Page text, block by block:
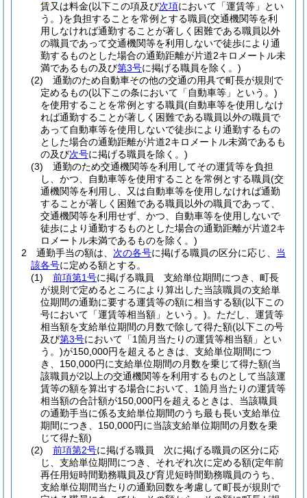
賃又は料金(以下この項及び次項において「運賃等」とい
う。)を負担することを常例とする職員(交通機関等を利
用しなければ通勤することが著しく困難である職員以外
の職員であって交通機関等を利用しないで徒歩により通
勤するものとした場合の通勤距離が片道2キロメートル未
満であるもの及び第3号に掲げる職員を除く。)
(2)
通勤のため自動車その他の交通の用具で町長が規則で
定めるもの(以下この条において「自動車等」という。)
を使用することを常例とする職員(自動車等を使用しなけ
れば通勤することが著しく困難である職員以外の職員で
あって自動車等を使用しないで徒歩により通勤するもの
とした場合の通勤距離が片道2キロメートル未満であるも
の及び次号に掲げる職員を除く。)
(3)
通勤のため交通機関等を利用してその運賃等を負担
し、かつ、自動車等を使用することを常例とする職員(交
通機関等を利用し、又は自動車等を使用しなければ通勤
することが著しく困難である職員以外の職員であって、
交通機関等を利用せず、かつ、自動車等を使用しないで
徒歩により通勤するものとした場合の通勤距離が片道2キ
ロメートル未満であるものを除く。)
2
通勤手当の額は、 次の各号に掲げる職員の区分に応じ、 当
該各号に定める額とする。
(1)
前項第1号に掲げる職員 支給単位期間につき、町長
が規則で定めるところにより算出した当該職員の支給単
位期間の通勤に要する運賃等の額に相当する額(以下この
号において「運賃等相当額」という。)。 ただし、運賃等
相当額を支給単位期間の月数で除して得た額(以下この号
及び第3号において「1箇月当たりの運賃等相当額」とい
う。)が150,000円を超えるときは、支給単位期間につ
き、150,000円に支給単位期間の月数を乗じて得た額(当
該職員が2以上の交通機関等を利用するものとして当該運
賃等の額を算出する場合において、1箇月当たりの運賃等
相当額の合計額が150,000円を超えるときは、当該職員
の通勤手当に係る支給単位期間のうち最も長い支給単位
期間につき、150,000円に当該支給単位期間の月数を乗
じて得た額)
(2)
前項第2号に掲げる職員 次に掲げる職員の区分に応
じ、支給単位期間につき、それぞれ次に定める額(定年前
再任用短時間勤務職員及び育児短時間勤務職員のうち、
支給単位期間当たりの通勤回数を考慮して町長が規則で